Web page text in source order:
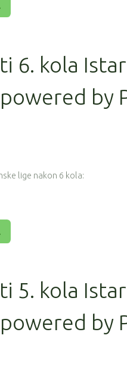
6. kola
by
lige nakon 6 kola:
5. kola
by